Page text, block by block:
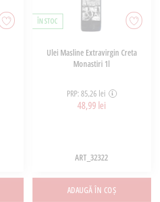
ÎN STOC
Ulei Masline Extravirgin Creta
Monastiri 1l
PRP: 85,26 lei
48,99 lei
ART_32322
ADAUGĂ ÎN COȘ